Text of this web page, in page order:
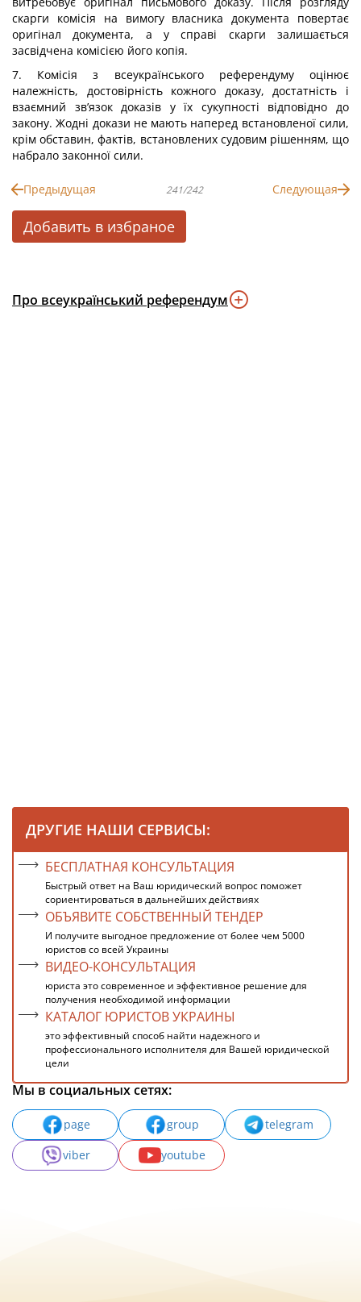
скарги комісія на вимогу власника документа повертає
оригінал документа, а у справі скарги залишається
засвідчена комісією його копія.
7. Комісія з всеукраїнського референдуму оцінює
належність, достовірність кожного доказу, достатність і
взаємний зв’язок доказів у їх сукупності відповідно до
закону. Жодні докази не мають наперед встановленої сили,
крім обставин, фактів, встановлених судовим рішенням, що
набрало законної сили.
Предыдущая 241/242 Следующая
Добавить в избраное
Про всеукраїнський референдум
ДРУГИЕ НАШИ СЕРВИСЫ:
БЕСПЛАТНАЯ КОНСУЛЬТАЦИЯ
Быстрый ответ на Ваш юридический вопрос поможет
сориентироваться в дальнейших действиях
ОБЪЯВИТЕ СОБСТВЕННЫЙ ТЕНДЕР
И получите выгодное предложение от более чем 5000
юристов со всей Украины
ВИДЕО-КОНСУЛЬТАЦИЯ
юриста это современное и эффективное решение для
получения необходимой информации
КАТАЛОГ ЮРИСТОВ УКРАИНЫ
это эффективный способ найти надежного и
профессионального исполнителя для Вашей юридической
цели
Мы в социальных сетях:
page group
telegram
viber
youtube